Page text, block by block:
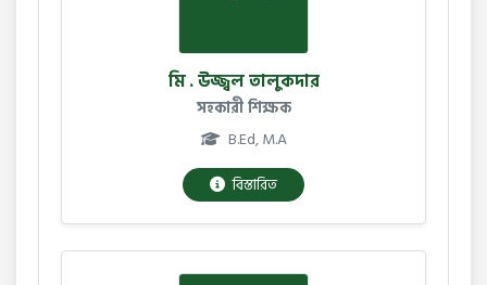
মি . উজ্জ্বল তালুকদার
সহকারী শিক্ষক
B.Ed, M.A
বিস্তারিত